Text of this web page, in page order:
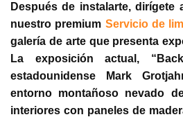
Después de instalarte, dirígete
nuestro premium Servicio de
galería de arte que presenta
La exposición actual,
estadounidense Mark
entorno montañoso nevado
interiores con paneles de